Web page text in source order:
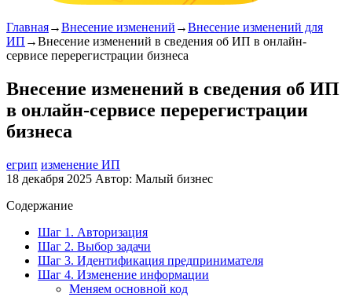
Главная→Внесение изменений →Внесение изменений для
ИП →Внесение изменений в сведения об ИП в онлайн-
сервисе перерегистрации бизнеса
Внесение изменений в сведения об ИП
в онлайн-сервисе перерегистрации
бизнеса
егрип изменение ИП
18 декабря 2025 Автор: Малый бизнес
Содержание
Шаг 1. Авторизация
Шаг 2. Выбор задачи
Шаг 3. Идентификация предпринимателя
Шаг 4. Изменение информации
Меняем основной код